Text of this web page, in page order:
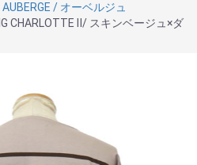
AUBERGE / オーベルジュ
CHARLOTTE Ⅱ/ スキンベージュ×ダ